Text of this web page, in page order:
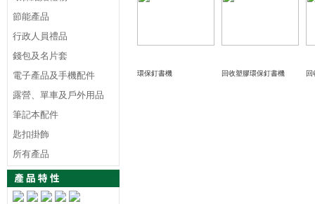
節能產品
行政人員禮品
錢包及名片套
電子產品及手機配件
露營、單車及戶外用品
筆記本配件
匙扣掛飾
所有產品
環保釘書機 回收塑膠環保釘書機